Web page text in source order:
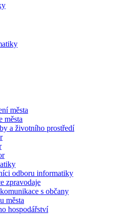
města
města
a životního prostředí
odboru informatiky
zpravodaje
s občany
města
hospodářství